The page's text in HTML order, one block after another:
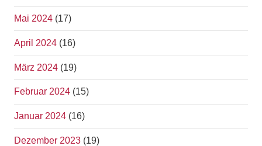
Mai 2024 (17)
April 2024 (16)
März 2024 (19)
Februar 2024 (15)
Januar 2024 (16)
Dezember 2023 (19)